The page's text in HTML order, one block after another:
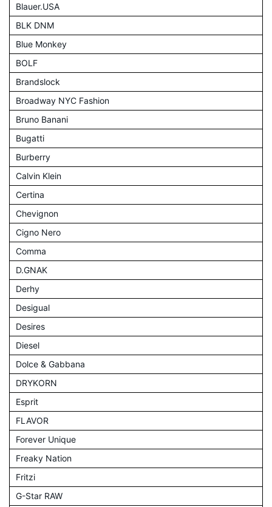
Blauer.USA
BLK DNM
Blue Monkey
BOLF
Brandslock
Broadway NYC Fashion
Bruno Banani
Bugatti
Burberry
Calvin Klein
Certina
Chevignon
Cigno Nero
Comma
D.GNAK
Derhy
Desigual
Desires
Diesel
Dolce & Gabbana
DRYKORN
Esprit
FLAVOR
Forever Unique
Freaky Nation
Fritzi
G-Star RAW